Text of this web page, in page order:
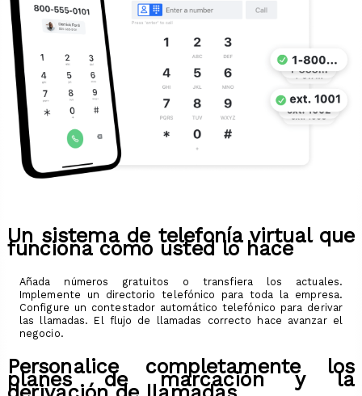
Un sistema de telefonía virtual que
funciona como usted lo hace
Añada números gratuitos o transfiera los actuales.
Implemente un directorio telefónico para toda la empresa.
Configure un contestador automático telefónico para derivar
las llamadas. El flujo de llamadas correcto hace avanzar el
negocio.
Personalice completamente los
planes de marcación y la